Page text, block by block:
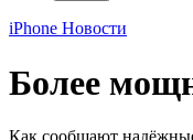
iPhone Новости
Более